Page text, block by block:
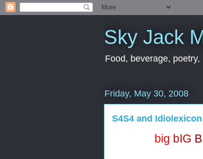
Sky Jack
Food, beverage,
Friday, May 30, 2008
S4S4 and
big bIG